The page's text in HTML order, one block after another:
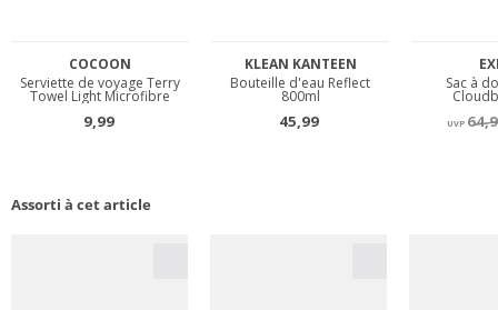
Assorti à cet article